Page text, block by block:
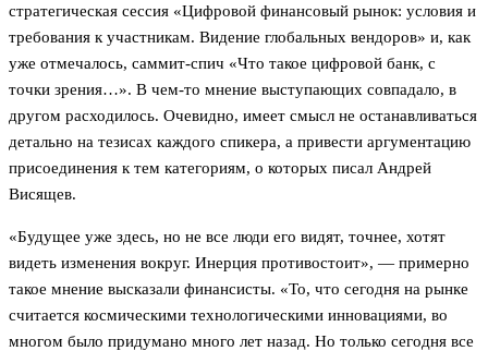
стратегическая сессия «Цифровой финансовый рынок: условия и
требования к участникам. Видение глобальных вендоров» и, как
уже отмечалось, саммит-спич «Что такое цифровой банк, с
точки зрения…». В чем-то мнение выступающих совпадало, в
другом расходилось. Очевидно, имеет смысл не останавливаться
детально на тезисах каждого спикера, а привести аргументацию
присоединения к тем категориям, о которых писал Андрей
Висящев.
«Будущее уже здесь, но не все люди его видят, точнее, хотят
видеть изменения вокруг. Инерция противостоит», — примерно
такое мнение высказали финансисты. «То, что сегодня на рынке
считается космическими технологическими инновациями, во
многом было придумано много лет назад. Но только сегодня все